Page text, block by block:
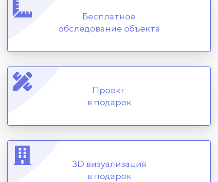
Бесплатное
обследование объекта
Проект
в подарок
3D визуализация
в подарок